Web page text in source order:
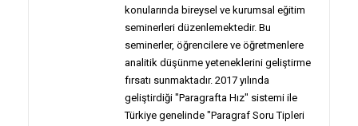
konularında bireysel ve kurumsal eğitim
seminerleri düzenlemektedir. Bu
seminerler, öğrencilere ve öğretmenlere
analitik düşünme yeteneklerini geliştirme
fırsatı sunmaktadır. 2017 yılında
geliştirdiği "Paragrafta Hız" sistemi ile
Türkiye genelinde "Paragraf Soru Tipleri